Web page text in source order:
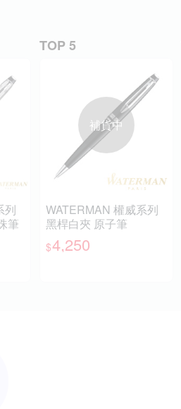
列
筆
TOP 5
補貨中
WATERMAN 權威系列
黑桿白夾 原子筆
$4,250